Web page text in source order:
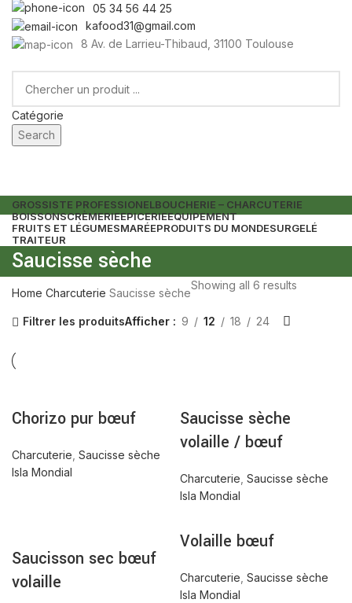
05 34 56 44 25
kafood31@gmail.com
8 Av. de Larrieu-Thibaud, 31100 Toulouse
Catégorie
Search
GROSSISTE PROFESSIONELBOUCHERIE – CHARCUTERIE
BOISSONSCRÈMERIEEPICERIEEQUIPEMENT
FRUITS ET LÉGUMESMARÉEPRODUITS DU MONDESURGELÉ
TRAITEUR
Saucisse sèche
Home Charcuterie Saucisse sèche
Showing all 6 results
Filtrer les produitsAfficher 9 12 18 24
Chorizo pur bœuf
Charcuterie Saucisse sèche
Isla Mondial
Saucisse sèche
volaille / bœuf
Charcuterie Saucisse sèche
Isla Mondial
Saucisson sec bœuf
volaille
Volaille bœuf
Charcuterie Saucisse sèche
Isla Mondial